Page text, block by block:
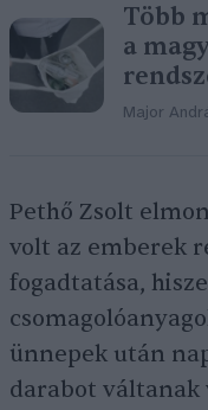
Több
a
Major
Pethő Zsolt
volt az emberek
fogadtatása,
ünnepek után
darabot váltanak